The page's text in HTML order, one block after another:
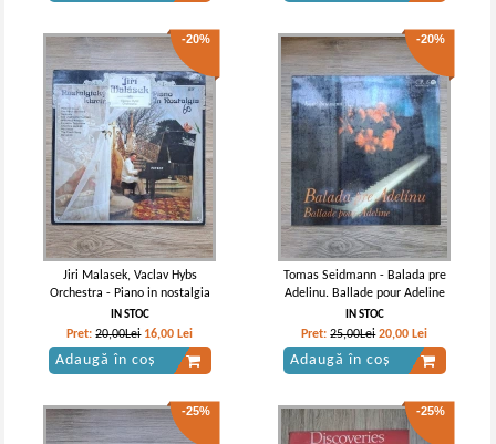
-20%
Jiri Malasek, Vaclav Hybs
Orchestra - Piano in nostalgia
IN STOC
Pret:20,00Lei 16,00 Lei
Adaugă în coș
-20%
Tomas Seidmann - Balada pre
Adelinu. Ballade pour Adeline
IN STOC
Pret:25,00Lei 20,00 Lei
Adaugă în coș
-25% -25%